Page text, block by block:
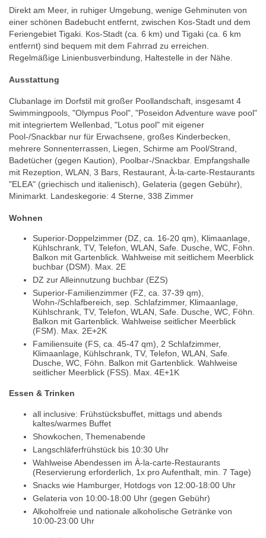
Direkt am Meer, in ruhiger Umgebung, wenige Gehminuten von
einer schönen Badebucht entfernt, zwischen Kos-Stadt und dem
Feriengebiet Tigaki. Kos-Stadt (ca. 6 km) und Tigaki (ca. 6 km
entfernt) sind bequem mit dem Fahrrad zu erreichen.
Regelmäßige Linienbusverbindung, Haltestelle in der Nähe.
Ausstattung
Clubanlage im Dorfstil mit großer Poollandschaft, insgesamt 4
Swimmingpools, "Olympus Pool", "Poseidon Adventure wave pool"
mit integriertem Wellenbad, "Lotus pool" mit eigener
Pool-/Snackbar nur für Erwachsene, großes Kinderbecken,
mehrere Sonnenterrassen, Liegen, Schirme am Pool/Strand,
Badetücher (gegen Kaution), Poolbar-/Snackbar. Empfangshalle
mit Rezeption, WLAN, 3 Bars, Restaurant, À-la-carte-Restaurants
"ELEA" (griechisch und italienisch), Gelateria (gegen Gebühr),
Minimarkt. Landeskegorie: 4 Sterne, 338 Zimmer
Wohnen
Superior-Doppelzimmer (DZ, ca. 16-20 qm), Klimaanlage,
Kühlschrank, TV, Telefon, WLAN, Safe. Dusche, WC, Föhn.
Balkon mit Gartenblick. Wahlweise mit seitlichem Meerblick
buchbar (DSM). Max. 2E
DZ zur Alleinnutzung buchbar (EZS)
Superior-Familienzimmer (FZ, ca. 37-39 qm),
Wohn-/Schlafbereich, sep. Schlafzimmer, Klimaanlage,
Kühlschrank, TV, Telefon, WLAN, Safe. Dusche, WC, Föhn.
Balkon mit Gartenblick. Wahlweise seitlicher Meerblick
(FSM). Max. 2E+2K
Familiensuite (FS, ca. 45-47 qm), 2 Schlafzimmer,
Klimaanlage, Kühlschrank, TV, Telefon, WLAN, Safe.
Dusche, WC, Föhn. Balkon mit Gartenblick. Wahlweise
seitlicher Meerblick (FSS). Max. 4E+1K
Essen & Trinken
all inclusive: Frühstücksbuffet, mittags und abends
kaltes/warmes Buffet
Showkochen, Themenabende
Langschläferfrühstück bis 10:30 Uhr
Wahlweise Abendessen im À-la-carte-Restaurants
(Reservierung erforderlich, 1x pro Aufenthalt, min. 7 Tage)
Snacks wie Hamburger, Hotdogs von 12:00-18:00 Uhr
Gelateria von 10:00-18:00 Uhr (gegen Gebühr)
Alkoholfreie und nationale alkoholische Getränke von
10:00-23:00 Uhr